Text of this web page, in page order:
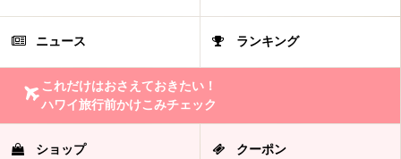
ニュース ランキング
これだけはおさえておきたい！
ハワイ旅行前かけこみチェック
ショップ クーポン